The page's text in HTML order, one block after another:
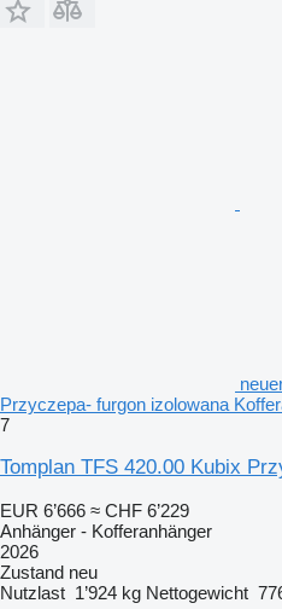
Przyczepa- furgon izolowana
7
Tomplan TFS 420.00 Kubix
EUR 6’666 ≈ CHF 6’229
Anhänger - Kofferanhänger
2026
Zustand neu
Nutzlast 1’924 kg Nettogewicht